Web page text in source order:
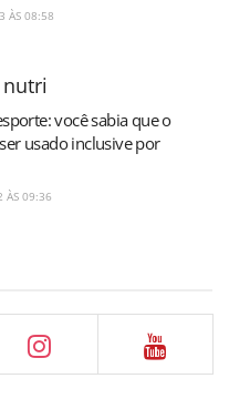
ÀS 08:58
você sabia que o
usado inclusive por
ÀS 09:36